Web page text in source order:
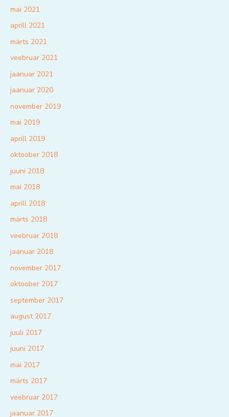
mai 2021
aprill 2021
märts 2021
veebruar 2021
jaanuar 2021
jaanuar 2020
november 2019
mai 2019
aprill 2019
oktoober 2018
juuni 2018
mai 2018
aprill 2018
märts 2018
veebruar 2018
jaanuar 2018
november 2017
oktoober 2017
september 2017
august 2017
juuli 2017
juuni 2017
mai 2017
märts 2017
veebruar 2017
jaanuar 2017